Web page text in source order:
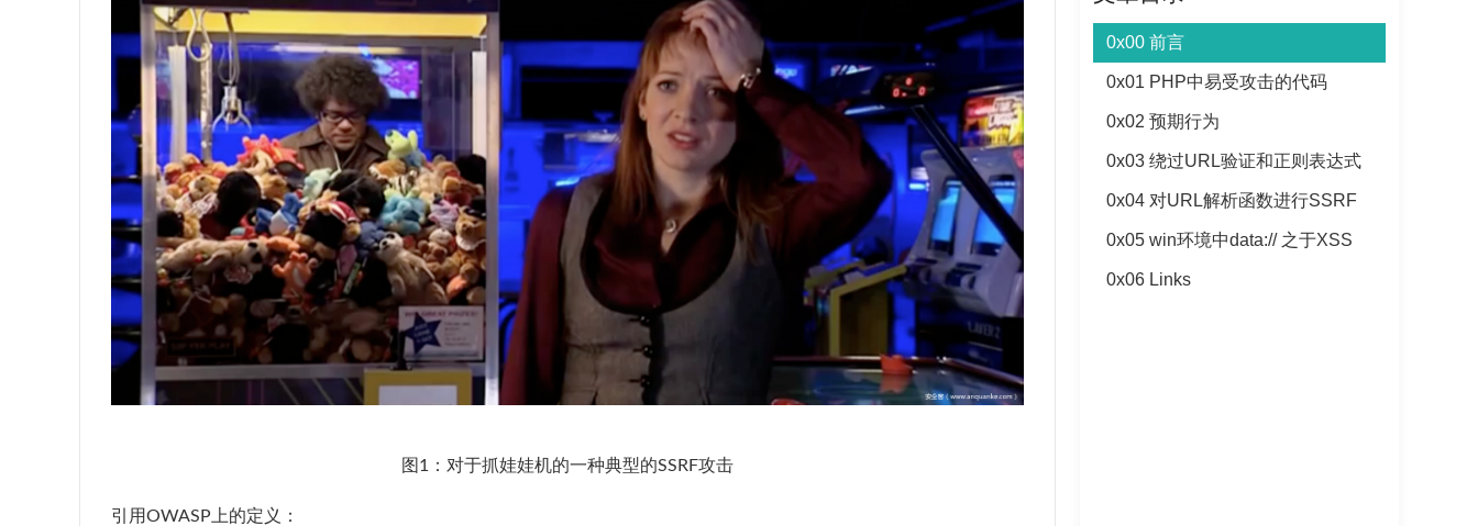
图1：对于抓娃娃机的一种典型的SSRF攻击
引用OWASP上的定义：
0x00 前言
0x01 PHP中易受攻击的代码
0x02 预期行为
0x03 绕过URL验证和正则表达式
0x04 对URL解析函数进行SSRF
0x05 win环境中data:// 之于XSS
0x06 Links